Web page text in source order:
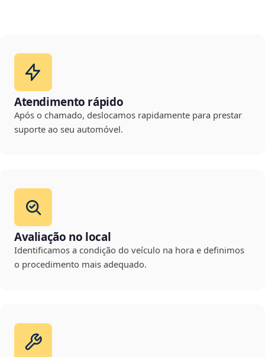
Atendimento rápido
Após o chamado, deslocamos rapidamente para prestar
suporte ao seu automóvel.
Avaliação no local
Identificamos a condição do veículo na hora e definimos
o procedimento mais adequado.